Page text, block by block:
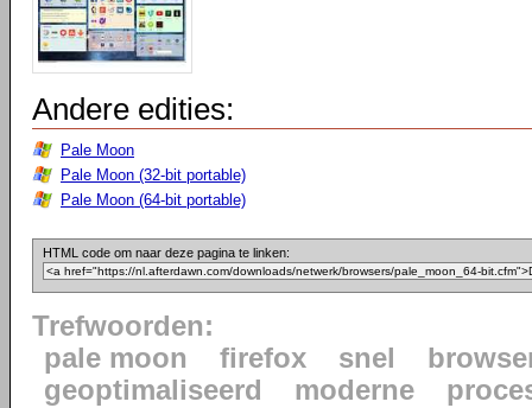
Andere edities:
Pale Moon
Pale Moon (32-bit portable)
Pale Moon (64-bit portable)
HTML code om naar deze pagina te linken:
Trefwoorden:
pale moon
firefox snel
geoptimaliseerd
moderne